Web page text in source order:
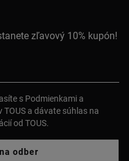
zľavový 10% kupón!
s Podmienkami a
a dávate súhlas na
od TOUS.
odber